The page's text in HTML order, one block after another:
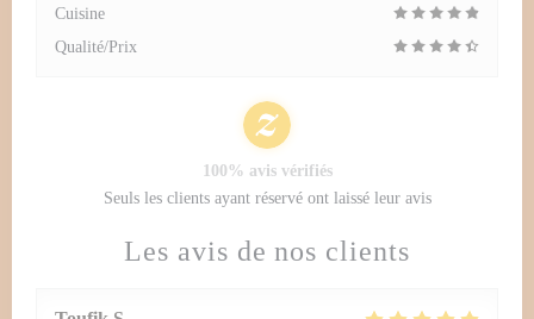
Les avis de nos clients
Cuisine
Qualité/Prix
100% avis vérifiés
Seuls les clients ayant réservé ont laissé leur avis